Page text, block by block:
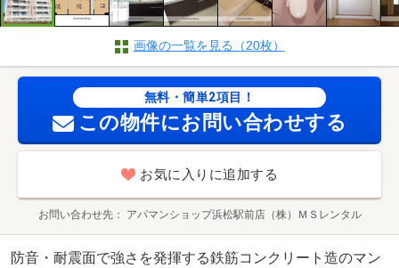
画像の一覧を見る（20枚）
無料・簡単2項目！
この物件にお問い合わせする
お気に入りに追加する
お問い合わせ先 アパマンショップ浜松駅前店（株）ＭＳレンタル
防音・耐震面で強さを発揮する鉄筋コンクリート造のマン